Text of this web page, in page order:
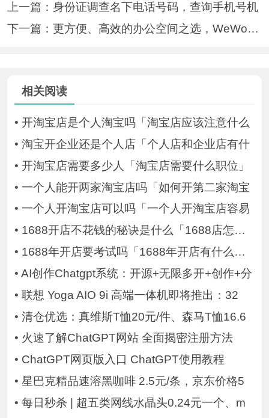
上一篇： 身份证调查名下电话号码，查询手机号机
下一篇： 更方便、高效的办公空间之选，WeWork中
相关阅读
• 开淘宝店是个人淘宝吗「淘宝店应该注意什么
• 淘宝开企业还是个人店「个人店和企业店有什
• 开淘宝店需要多少人「淘宝店需要什么职位」
• 一个人能开两家淘宝店吗「如何开第二家淘宝
• 一个人开淘宝店可以吗「一个人开淘宝店容易
• 1688开店不花钱的秘诀是什么「1688店怎么开
• 1688年开店要考试吗「1688年开店有什么要求
• AI创作Chatgpt系统：开源+无限多开+创作+分
• 联想 Yoga AIO 9i 高端一体机即将推出：32
• 清仓优选：真维斯T恤20元/件、森马T恤16.6
• 火速了解ChatGPT网站 全面揭密注册方法
• ChatGPT网页版入口 ChatGPT使用教程
• 星巴克精品速溶黑咖啡 2.5元/条，京东价格5
• 每日秒杀 | 超五类网线水晶头0.24元一个、m